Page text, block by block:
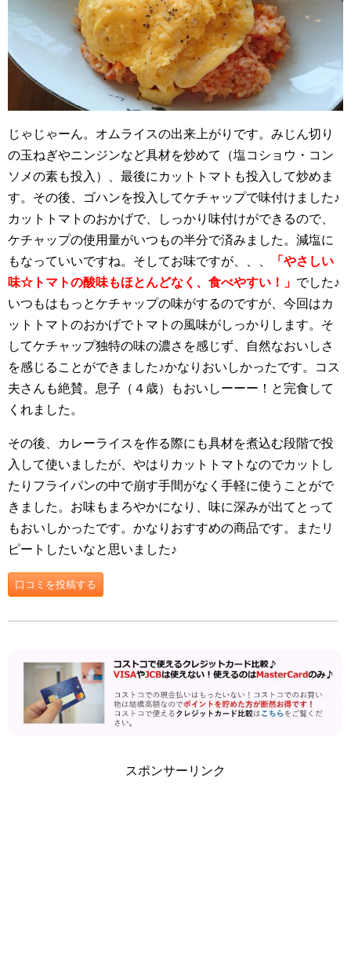
じゃじゃーん。オムライスの出来上がりです。みじん切り
の玉ねぎやニンジンなど具材を炒めて（塩コショウ・コン
ソメの素も投入）、最後にカットトマトも投入して炒めま
す。その後、ゴハンを投入してケチャップで味付けました♪
カットトマトのおかげで、しっかり味付けができるので、
ケチャップの使用量がいつもの半分で済みました。減塩に
もなっていいですね。そしてお味ですが、、、
「やさしい
味☆トマトの酸味もほとんどなく、食べやすい！」 でした♪
いつもはもっとケチャップの味がするのですが、今回はカ
ットトマトのおかげでトマトの風味がしっかりします。そ
してケチャップ独特の味の濃さを感じず、自然なおいしさ
を感じることができました♪かなりおいしかったです。コス
夫さんも絶賛。息子（４歳）もおいしーーー！と完食して
くれました。
その後、カレーライスを作る際にも具材を煮込む段階で投
入して使いましたが、やはりカットトマトなのでカットし
たりフライパンの中で崩す手間がなく手軽に使うことがで
きました。お味もまろやかになり、味に深みが出てとって
もおいしかったです。かなりおすすめの商品です。またリ
ピートしたいなと思いました♪
口コミを投稿する
スポンサーリンク